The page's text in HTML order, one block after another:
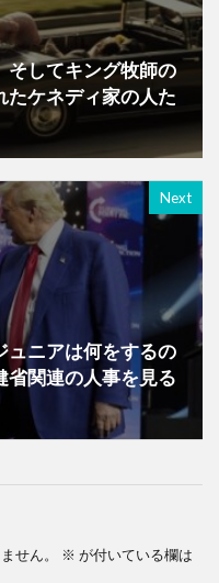
してキング牧師の
ケネディ家の人た
Next
ュニアは何をするの
省関連の人事を見る
せん。 ※ が付いている欄は